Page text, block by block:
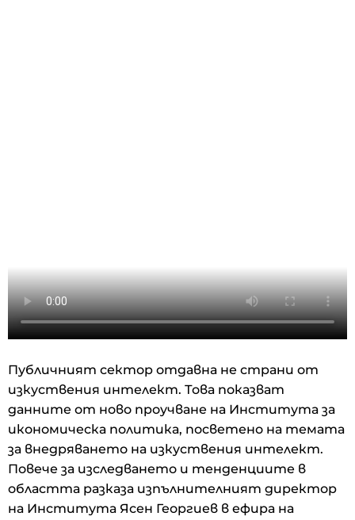
Публичният сектор отдавна не страни от
изкуствения интелект. Това показват
данните от ново проучване на Института за
икономическа политика, посветено на темата
за внедряването на изкуствения интелект.
Повече за изследването и тенденциите в
областта разказа изпълнителният директор
на Института Ясен Георгиев в ефира на